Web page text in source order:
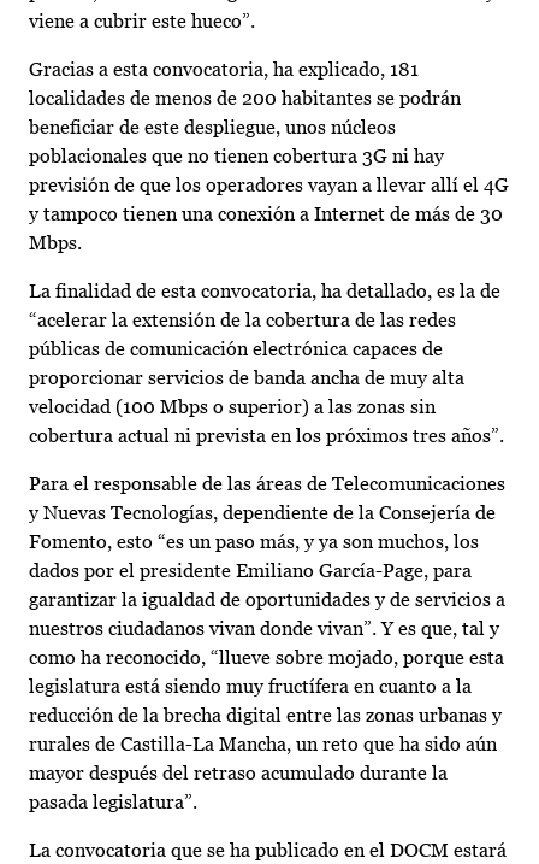
viene a cubrir este hueco”.
Gracias a esta convocatoria, ha explicado, 181
localidades de menos de 200 habitantes se podrán
beneficiar de este despliegue, unos núcleos
poblacionales que no tienen cobertura 3G ni hay
previsión de que los operadores vayan a llevar allí el 4G
y tampoco tienen una conexión a Internet de más de 30
Mbps.
La finalidad de esta convocatoria, ha detallado, es la de
“acelerar la extensión de la cobertura de las redes
públicas de comunicación electrónica capaces de
proporcionar servicios de banda ancha de muy alta
velocidad (100 Mbps o superior) a las zonas sin
cobertura actual ni prevista en los próximos tres años”.
Para el responsable de las áreas de Telecomunicaciones
y Nuevas Tecnologías, dependiente de la Consejería de
Fomento, esto “es un paso más, y ya son muchos, los
dados por el presidente Emiliano García-Page, para
garantizar la igualdad de oportunidades y de servicios a
nuestros ciudadanos vivan donde vivan”. Y es que, tal y
como ha reconocido, “llueve sobre mojado, porque esta
legislatura está siendo muy fructífera en cuanto a la
reducción de la brecha digital entre las zonas urbanas y
rurales de Castilla-La Mancha, un reto que ha sido aún
mayor después del retraso acumulado durante la
pasada legislatura”.
La convocatoria que se ha publicado en el DOCM estará